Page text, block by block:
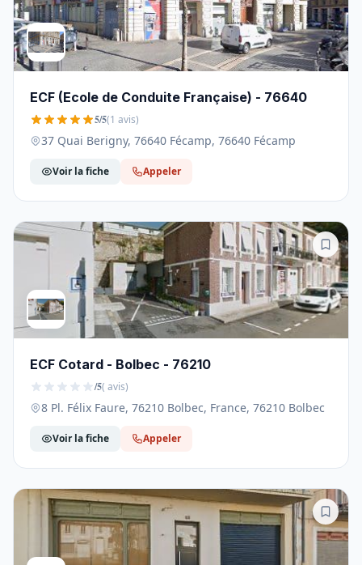
ECF (Ecole de Conduite Française) - 76640
5/5(1 avis)
37 Quai Berigny, 76640 Fécamp, 76640 Fécamp
Voir la fiche Appeler
ECF Cotard - Bolbec - 76210
/5( avis)
8 Pl. Félix Faure, 76210 Bolbec, France, 76210 Bolbec
Voir la fiche Appeler